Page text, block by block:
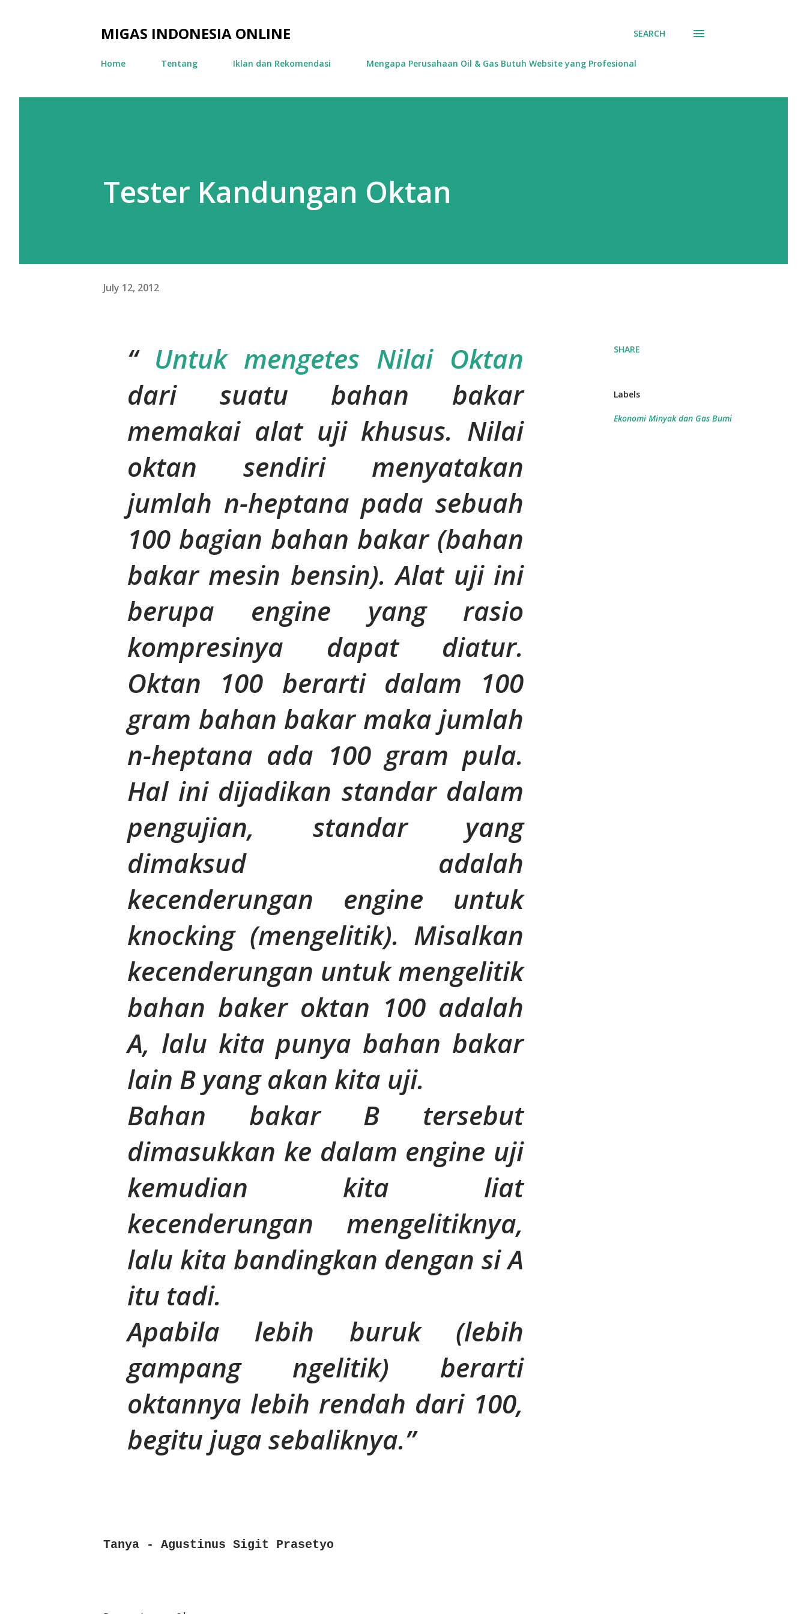
MIGAS INDONESIA ONLINE SEARCH
Home Tentang Iklan dan Rekomendasi Mengapa Perusahaan Oil & Gas Butuh Website yang Profesional
Tester Kandungan Oktan
July 12, 2012
Untuk mengetes Nilai Oktan
dari suatu bahan bakar
memakai alat uji khusus. Nilai
oktan sendiri menyatakan
jumlah n-heptana pada sebuah
100 bagian bahan bakar (bahan
bakar mesin bensin). Alat uji ini
berupa engine yang rasio
kompresinya dapat diatur.
Oktan 100 berarti dalam 100
gram bahan bakar maka jumlah
n-heptana ada 100 gram pula.
Hal ini dijadikan standar dalam
pengujian, standar yang
dimaksud adalah
kecenderungan engine untuk
knocking (mengelitik). Misalkan
kecenderungan untuk mengelitik
bahan baker oktan 100 adalah
A, lalu kita punya bahan bakar
lain B yang akan kita uji.
Bahan bakar B tersebut
dimasukkan ke dalam engine uji
kemudian kita liat
kecenderungan mengelitiknya,
lalu kita bandingkan dengan si A
itu tadi.
Apabila lebih buruk (lebih
gampang ngelitik) berarti
oktannya lebih rendah dari 100,
begitu juga sebaliknya.
Tanya - Agustinus Sigit Prasetyo
SHARE
Labels
Ekonomi Minyak dan Gas Bumi